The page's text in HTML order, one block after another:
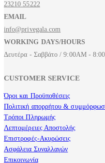
23210 55222
EMAIL
info@privegala.com
WORKING DAYS/HOURS
Δευτέρα - Σαββάτο / 9:00AM -
CUSTOMER SERVICE
Όροι και Προϋποθέσεις
Πολιτική απορρήτου &
Τρόποι Πληρωμής
Λεπτομέρειες Αποστολής
Επιστροφές-Ακυρώσεις
Ασφάλεια Συναλλαγών
Επικοινωνία